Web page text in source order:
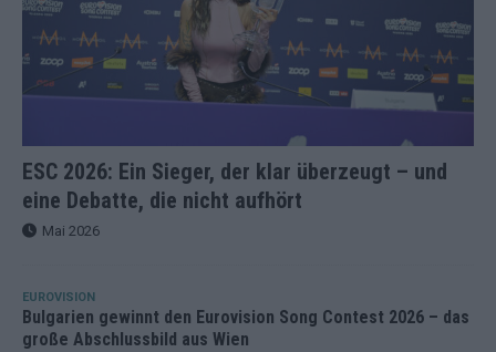
ESC 2026: Ein Sieger, der klar überzeugt – und
eine Debatte, die nicht aufhört
Mai 2026
EUROVISION
Bulgarien gewinnt den Eurovision Song Contest 2026 – das
große Abschlussbild aus Wien